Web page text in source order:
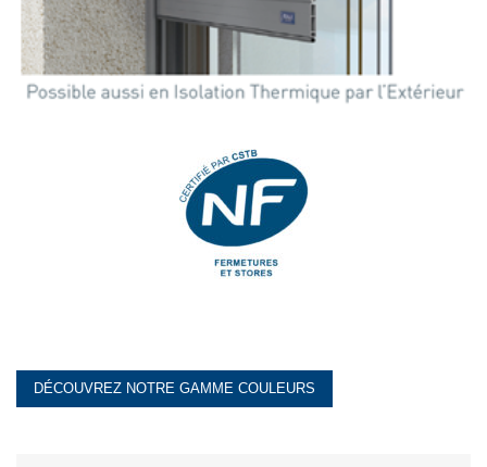
DÉCOUVREZ NOTRE GAMME COULEURS